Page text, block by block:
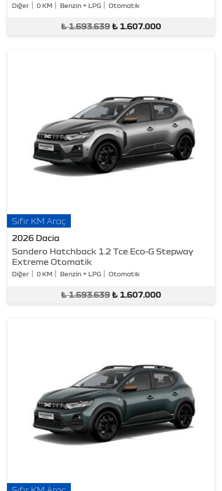
Diğer 0 KM Benzin + LPG Otomatik
₺1.693.639 ₺ 1.607.000
Sıfır KM Araç
2026 Dacia
Sandero Hatchback 1.2 Tce Eco-G Stepway
Extreme Otomatik
Diğer 0 KM Benzin + LPG Otomatik
₺1.693.639 ₺ 1.607.000